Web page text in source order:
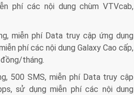
phí các nội dung chùm VTVcab,
miễn phí Data truy cập ứng dụng
phí các nội dung Galaxy Cao cấp,
tháng.
500 SMS, miễn phí Data truy cập
sử dụng miễn phí các nội dung